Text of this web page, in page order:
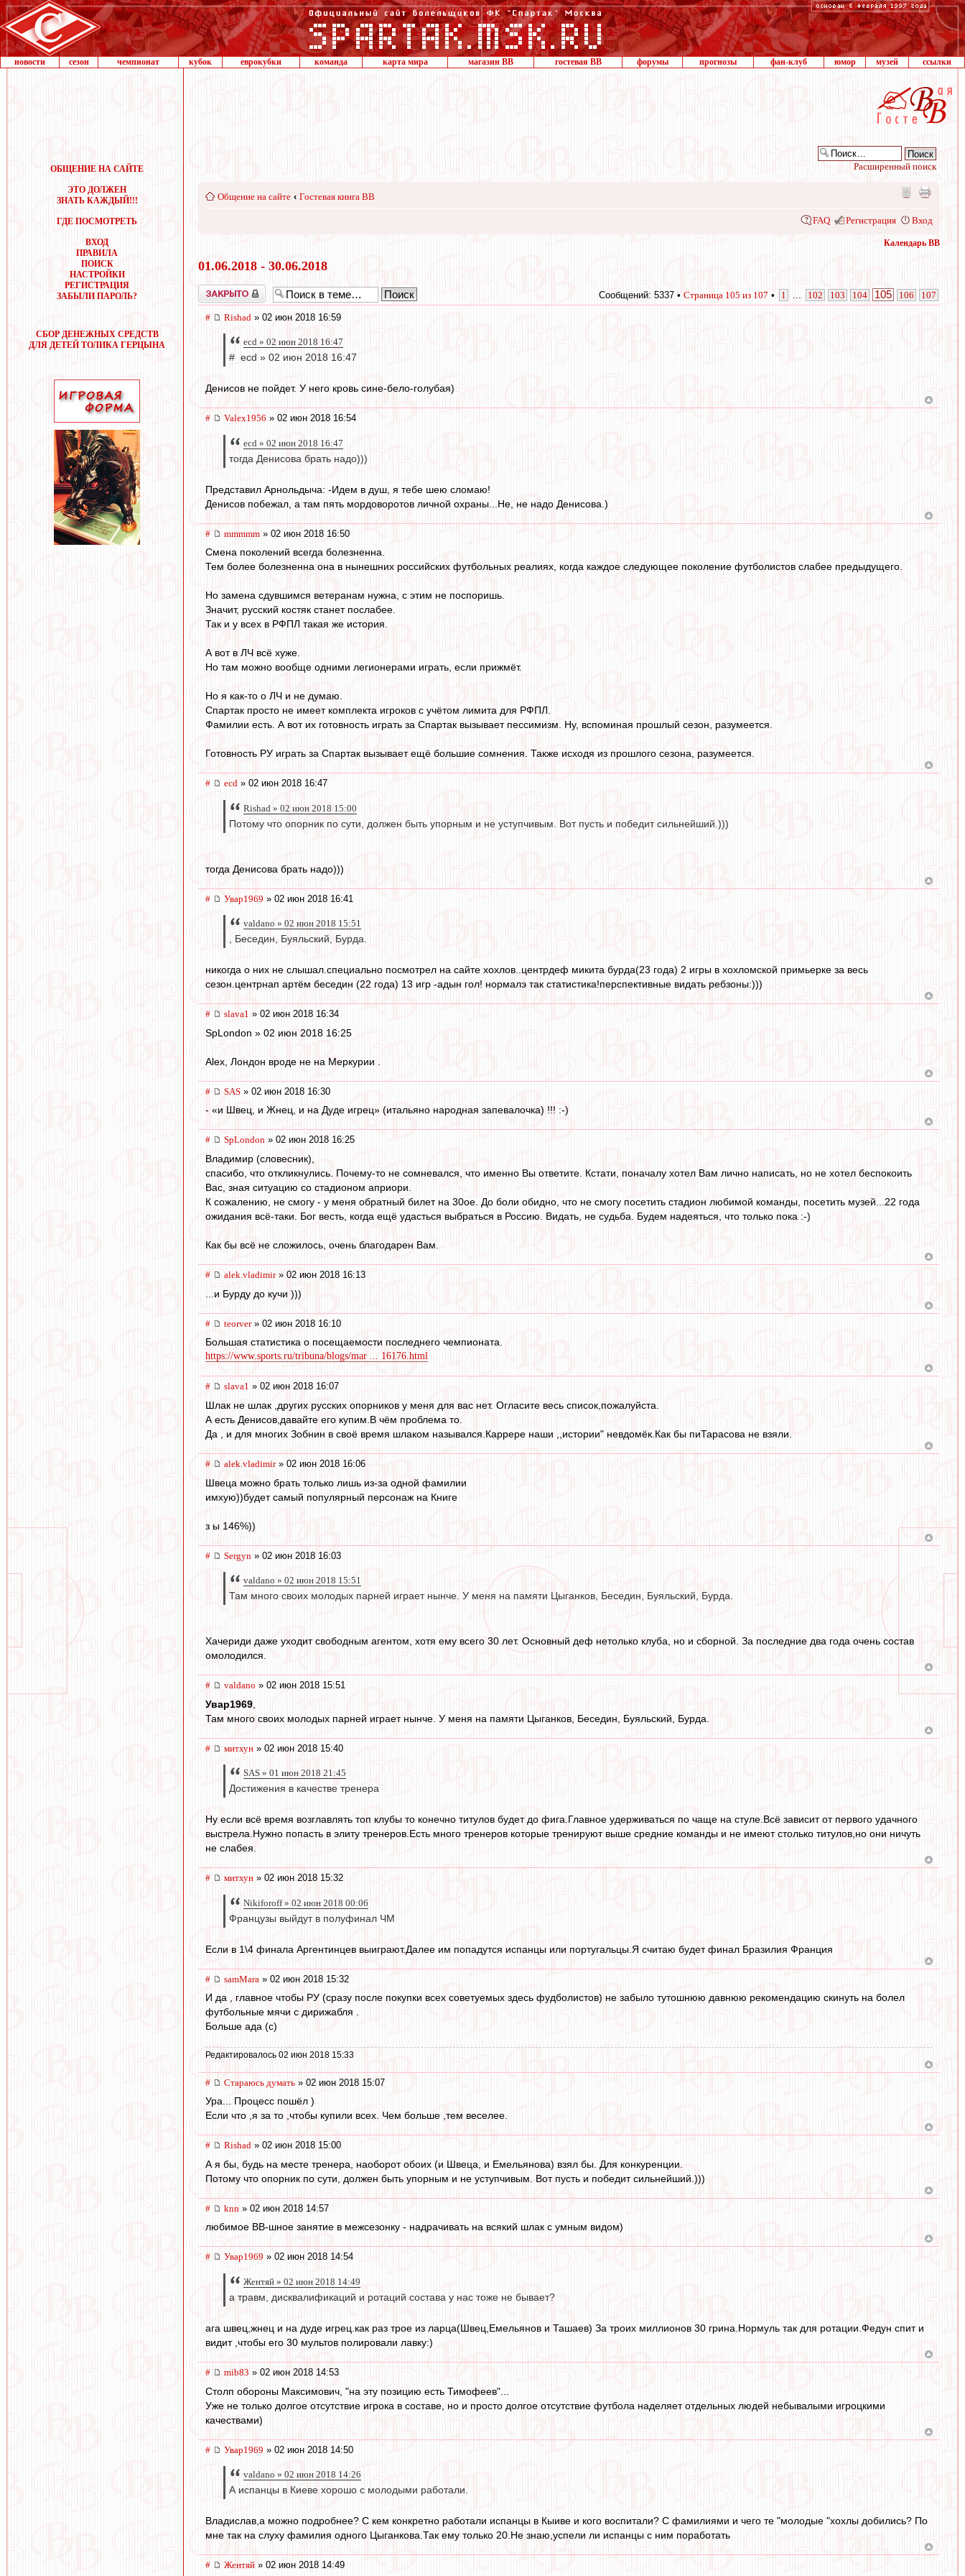
новости сезон чемпионат кубок еврокубки команда карта мира магазин ВВ гостевая ВВ форумы прогнозы фан-клуб юмор музей ссылки
ОБЩЕНИЕ НА САЙТЕ
ЭТО ДОЛЖЕН
ЗНАТЬ КАЖДЫЙ!!!
ГДЕ ПОСМОТРЕТЬ
ВХОД
ПРАВИЛА
ПОИСК
НАСТРОЙКИ
РЕГИСТРАЦИЯ
ЗАБЫЛИ ПАРОЛЬ?
СБОР ДЕНЕЖНЫХ СРЕДСТВ
ДЛЯ ДЕТЕЙ ТОЛИКА ГЕРЦЫНА
Расширенный поиск
Общение на сайте ‹ Гостевая книга ВВ
FAQ Регистрация Вход
Календарь ВВ
01.06.2018 - 30.06.2018
Закрыто Сообщений: 5337 • Страница 105 из 107 • 1 102 103 104 105 106 107
# Rishad » 02 июн 2018 16:59
ecd » 02 июн 2018 16:47
# ecd » 02 июн 2018 16:47
Денисов не пойдет. У него кровь сине-бело-голубая)
# Valex1956 » 02 июн 2018 16:54
ecd » 02 июн 2018 16:47
тогда Денисова брать надо)))
Представил Арнольдыча: -Идем в душ, я тебе шею сломаю!
Денисов побежал, а там пять мордоворотов личной охраны...Не, не надо Денисова.)
# mmmmm » 02 июн 2018 16:50
Смена поколений всегда болезненна.
Тем более болезненна она в нынешних российских футбольных реалиях, когда каждое следующее поколение футболистов слабее предыдущего.
Но замена сдувшимся ветеранам нужна, с этим не поспоришь.
Значит, русский костяк станет послабее.
Так и у всех в РФПЛ такая же история.
А вот в ЛЧ всё хуже.
Но там можно вообще одними легионерами играть, если прижмёт.
Но я как-то о ЛЧ и не думаю.
Спартак просто не имеет комплекта игроков с учётом лимита для РФПЛ.
Фамилии есть. А вот их готовность играть за Спартак вызывает пессимизм. Ну, вспоминая прошлый сезон, разумеется.
Готовность РУ играть за Спартак вызывает ещё большие сомнения. Также исходя из прошлого сезона, разумеется.
# ecd » 02 июн 2018 16:47
Rishad » 02 июн 2018 15:00
Потому что опорник по сути, должен быть упорным и не уступчивым. Вот пусть и победит сильнейший.)))
тогда Денисова брать надо)))
# Увар1969 » 02 июн 2018 16:41
valdano » 02 июн 2018 15:51
, Беседин, Буяльский, Бурда.
никогда о них не слышал.специально посмотрел на сайте хохлов..центрдеф микита бурда(23 года) 2 игры в хохломской примьерке за весь
сезон.центрнап артём беседин (22 года) 13 игр -адын гол! нормалэ так статистика!перспективные видать ребзоны:)))
# slava1 » 02 июн 2018 16:34
SpLondon » 02 июн 2018 16:25
Аlex, Лондон вроде не на Меркурии .
# SAS » 02 июн 2018 16:30
- «и Швец, и Жнец, и на Дуде игрец» (итальяно народная запевалочка) !!! :-)
# SpLondon » 02 июн 2018 16:25
Владимир (словесник),
спасибо, что откликнулись. Почему-то не сомневался, что именно Вы ответите. Кстати, поначалу хотел Вам лично написать, но не хотел беспокоить
Вас, зная ситуацию со стадионом априори.
К сожалению, не смогу - у меня обратный билет на 30ое. До боли обидно, что не смогу посетить стадион любимой команды, посетить музей...22 года
ожидания всё-таки. Бог весть, когда ещё удасться выбраться в Россию. Видать, не судьба. Будем надеяться, что только пока :-)
Как бы всё не сложилось, очень благодарен Вам.
# alek.vladimir» 02 июн 2018 16:13
...и Бурду до кучи )))
# teorver» 02 июн 2018 16:10
Большая статистика о посещаемости последнего чемпионата.
https://www.sports.ru/tribuna/blogs/mar ... 16176.html
# slava1 » 02 июн 2018 16:07
Шлак не шлак ,других русских опорников у меня для вас нет. Огласите весь список,пожалуйста.
А есть Денисов,давайте его купим.В чём проблема то.
Да , и для многих Зобнин в своё время шлаком назывался.Каррере наши ,,истории" невдомёк.Как бы пиТарасова не взяли.
# alek.vladimir» 02 июн 2018 16:06
Швеца можно брать только лишь из-за одной фамилии
имхую))будет самый популярный персонаж на Книге
з ы 146%))
# Sergyn » 02 июн 2018 16:03
valdano » 02 июн 2018 15:51
Там много своих молодых парней играет нынче. У меня на памяти Цыганков, Беседин, Буяльский, Бурда.
Хачериди даже уходит свободным агентом, хотя ему всего 30 лет. Основный деф нетолько клуба, но и сборной. За последние два года очень состав
омолодился.
# valdano » 02 июн 2018 15:51
Увар1969
Там много своих молодых парней играет нынче. У меня на памяти Цыганков, Беседин, Буяльский, Бурда.
# митхун » 02 июн 2018 15:40
SAS » 01 июн 2018 21:45
Достижения в качестве тренера
Ну если всё время возглавлять топ клубы то конечно титулов будет до фига.Главное удерживаться по чаще на стуле.Всё зависит от первого удачного
выстрела.Нужно попасть в элиту тренеров.Есть много тренеров которые тренируют выше средние команды и не имеют столько титулов,но они ничуть
не слабея.
# митхун » 02 июн 2018 15:32
Nikiforoff » 02 июн 2018 00:06
Французы выйдут в полуфинал ЧМ
Если в 1\4 финала Аргентинцев выиграют.Далее им попадутся испанцы или португальцы.Я считаю будет финал Бразилия Франция
# samMara » 02 июн 2018 15:32
И да , главное чтобы РУ (сразу после покупки всех советуемых здесь фудболистов) не забыло тутошнюю давнюю рекомендацию скинуть на болел
футбольные мячи с дирижабля .
Больше ада (с)
Редактировалось 02 июн 2018 15:33
# Стараюсь думать » 02 июн 2018 15:07
Ура... Процесс пошёл )
Если что ,я за то ,чтобы купили всех. Чем больше ,тем веселее.
# Rishad » 02 июн 2018 15:00
А я бы, будь на месте тренера, наоборот обоих (и Швеца, и Емельянова) взял бы. Для конкуренции.
Потому что опорник по сути, должен быть упорным и не уступчивым. Вот пусть и победит сильнейший.)))
# knn » 02 июн 2018 14:57
любимое ВВ-шное занятие в межсезонку - надрачивать на всякий шлак с умным видом)
# Увар1969 » 02 июн 2018 14:54
Жентяй » 02 июн 2018 14:49
а травм, дисквалификаций и ротаций состава у нас тоже не бывает?
ага швец,жнец и на дуде игрец.как раз трое из ларца(Швец,Емельянов и Ташаев) За троих миллионов 30 грина.Нормуль так для ротации.Федун спит и
видит ,чтобы его 30 мультов полировали лавку:)
# mib83 » 02 июн 2018 14:53
Столп обороны Максимович, "на эту позицию есть Тимофеев"...
Уже не только долгое отсутствие игрока в составе, но и просто долгое отсутствие футбола наделяет отдельных людей небывалыми игроцкими
качествами)
# Увар1969 » 02 июн 2018 14:50
valdano » 02 июн 2018 14:26
А испанцы в Киеве хорошо с молодыми работали.
Владислав,а можно подробнее? С кем конкретно работали испанцы в Кыиве и кого воспитали? С фамилиями и чего те "молодые "хохлы добились? По
мне так на слуху фамилия одного Цыганкова.Так ему только 20.Не знаю,успели ли испанцы с ним поработать
# Жентяй » 02 июн 2018 14:49